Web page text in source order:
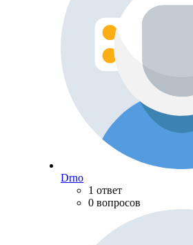
Drno
1 ответ
0 вопросов